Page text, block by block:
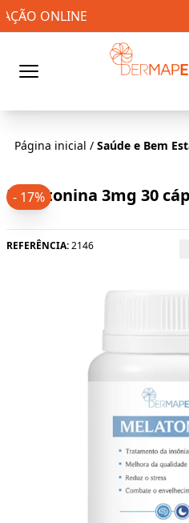
FRETE GRÁTIS
Página inicial / Saúde e Bem
Melatonina 3mg 30
REFERÊNCIA:2146
- 17%